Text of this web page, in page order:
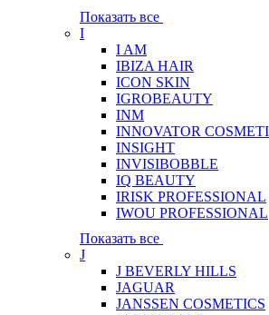
Показать все
I
I AM
IBIZA HAIR
ICON SKIN
IGROBEAUTY
INM
INNOVATOR
INSIGHT
INVISIBOBBLE
IQ BEAUTY
IRISK PROFESSIONAL
IWOU PROFESSIONAL
Показать все
J
J BEVERLY HILLS
JAGUAR
JANSSEN COSMETICS